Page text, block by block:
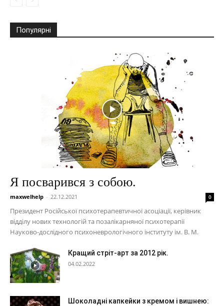
Популярні
Я посварився з собою.
maxwelhelp - 22.12.2021 0
Президент Російської психотерапевтичної асоціації, керівник
відділу нових технологій та позалікарняної психотерапії
Науково-дослідного психоневрологічного інституту ім. В. М.
Кращий стріт-арт за 2012 рік.
04.02.2022
Шоколадні капкейки з кремом і вишнею: